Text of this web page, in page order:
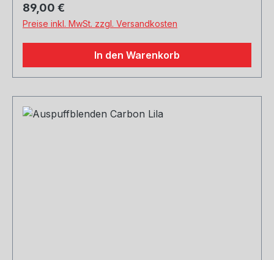
Regulärer Preis:
89,00 €
Preise inkl. MwSt. zzgl. Versandkosten
In den Warenkorb